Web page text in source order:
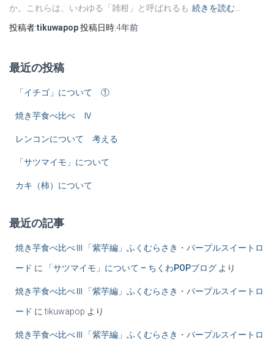
か。これらは、いわゆる「雑柑」と呼ばれるも 続きを読む…
投稿者:tikuwapop投稿日時:4年前
最近の投稿
「イチゴ」について ①
焼き芋食べ比べ Ⅳ
レンコンについて 考える
「サツマイモ」について
カキ（柿）について
最近の記事
焼き芋食べ比べⅢ「紫芋編」ふくむらさき・パープルスイートロ
ード に 「サツマイモ」について – ちくわPOPブログ より
焼き芋食べ比べⅢ「紫芋編」ふくむらさき・パープルスイートロ
ード にtikuwapop より
焼き芋食べ比べⅢ「紫芋編」ふくむらさき・パープルスイートロ